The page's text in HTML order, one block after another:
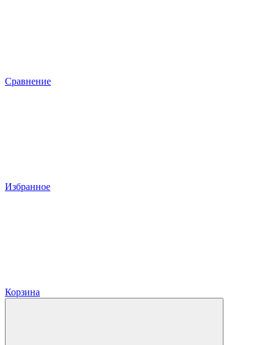
Сравнение
Избранное
Корзина